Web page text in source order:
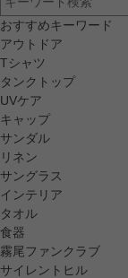
おすすめキーワード
アウトドア
Tシャツ
タンクトップ
UVケア
キャップ
サンダル
リネン
サングラス
インテリア
タオル
食器
霧尾ファンクラブ
サイレントヒル